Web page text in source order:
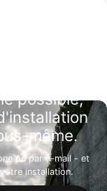
possible,
même.
ou par e-mail - et
installation.